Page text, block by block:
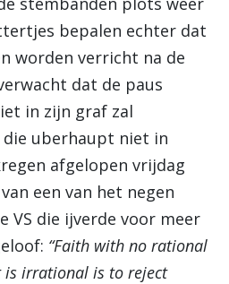
bepalen echter dat
worden verricht na de
dat de paus
in zijn graf zal
uberhaupt niet in
afgelopen vrijdag
van een van het negen
VS die ijverde voor meer
“Faith with no rational
is irrational is to reject